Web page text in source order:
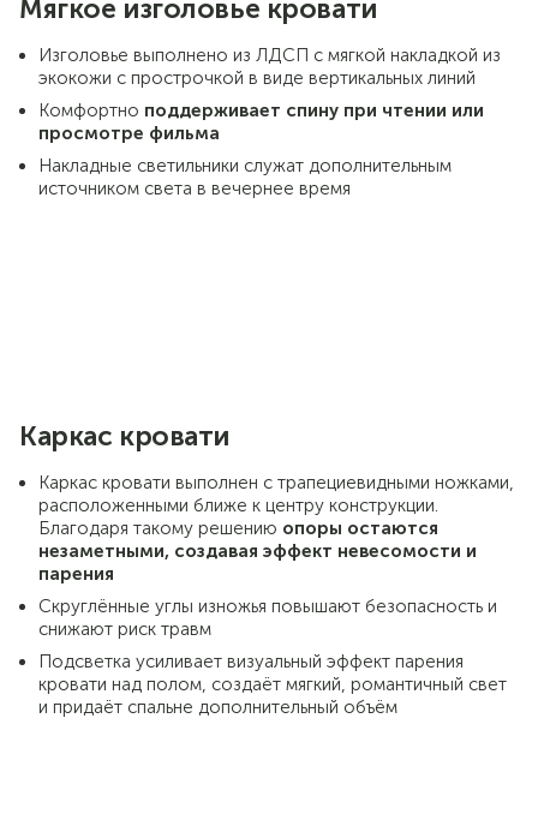
Мягкое изголовье кровати
Изголовье выполнено из ЛДСП с мягкой накладкой из
экокожи с прострочкой в виде вертикальных линий
Комфортно поддерживает спину при чтении или
просмотре фильма
Накладные светильники служат дополнительным
источником света в вечернее время
Каркас кровати
Каркас кровати выполнен с трапециевидными ножками,
расположенными ближе к центру конструкции.
Благодаря такому решению опоры остаются
незаметными, создавая эффект невесомости и
парения
Скруглённые углы изножья повышают безопасность и
снижают риск травм
Подсветка усиливает визуальный эффект парения
кровати над полом, создаёт мягкий, романтичный свет
и придаёт спальне дополнительный объём